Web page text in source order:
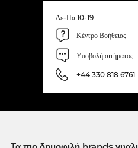
Δε-Πα 10-19
Κέντρο Βοήθειας
Υποβολή αιτήματος
+44 330 818 6761